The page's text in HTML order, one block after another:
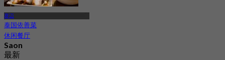
赛迈
泰国依善菜
休闲餐厅
Saon
最新